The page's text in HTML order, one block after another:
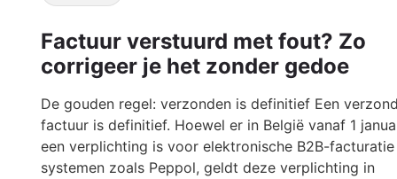
Factuur verstuurd met fout? Zo
corrigeer je het zonder gedoe
De gouden regel: verzonden is definitief Een
factuur is definitief. Hoewel er in België vanaf 1
een verplichting is voor elektronische B2B-
systemen zoals Peppol, geldt deze verplichting in